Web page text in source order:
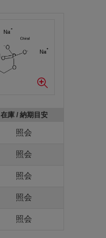
在庫 / 納期目安
照会
照会
照会
照会
照会